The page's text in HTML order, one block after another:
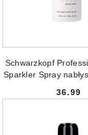
Schwarzkopf
Sparkler Spray
36.99